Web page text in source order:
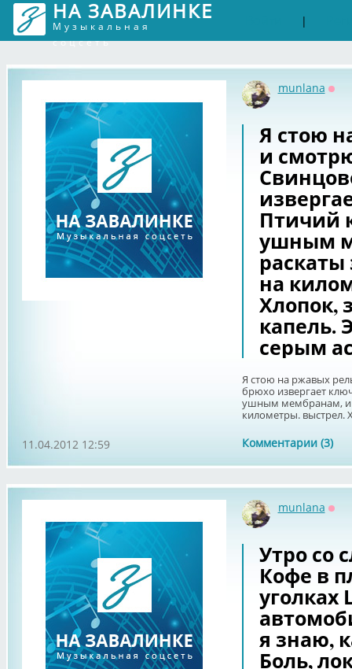
НА ЗАВАЛИНКЕ
Музыкальная
соцсеть
|
munlana
Я стою
и
Птичий
ушным
раскаты
на
Хлопок,
капель.
серым
Я стою на ржавых
брюхо извергает
ушным мембранам, и
километры. выстрел.
Комментарии (3)
11.04.2012 12:59
munlana
Утро со
Кофе в
я знаю,
Боль,